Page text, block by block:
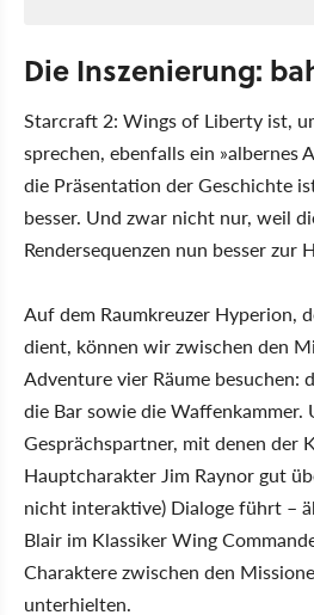
Die Inszenierung:
Starcraft 2: Wings of Liberty ist,
sprechen, ebenfalls ein »albernes
die Präsentation der Geschichte
besser. Und zwar nicht nur, weil
Rendersequenzen nun besser zur
Auf dem Raumkreuzer Hyperion,
dient, können wir zwischen den
Adventure vier Räume besuchen:
die Bar sowie die
Gesprächspartner, mit denen der
Hauptcharakter Jim Raynor gut
nicht interaktive) Dialoge führt –
Blair im Klassiker Wing
Charaktere zwischen den
unterhielten.